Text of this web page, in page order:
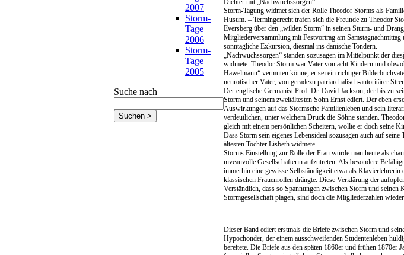
2007
Storm-
Tage
2006
Storm-
Tage
2005
Suche nach
Dichter mit „Nachwuchssorgen“
Storm-Tagung widmet sich der Rolle Theodor Storms als
Husum. – Termingerecht trafen sich die Freunde zu Theodor
Eversberg über den „wilden Storm“ in seinen Sturm- und
Mitgliederversammlung mit Festvortrag am
sonntägliche Exkursion, diesmal ins dänische Tondern.
„Nachwuchssorgen“ standen sozusagen im Mittelpunkt der
widmete. Theodor Storm war Vater von acht Kindern und
Häwelmann“ vermuten könne, er sei ein richtiger
neurotischer Vater, von geradezu patriarchalisch-autoritärer
Der englische Germanist Prof. Dr. David Jackson, der bis zu
Storm und seinem zweitältesten Sohn Ernst ediert. Der eben
Auswirkungen auf das Stormsche Familienleben und sein
verdeutlichen, unter welchem Druck die Söhne standen.
gleich mit einem persönlichen Scheitern, wollte er doch seine
Dass Storm sein eigenes Lebensideal sozusagen auch auf
ältesten Tochter Lisbeth widmete.
Storms Einstellung zur Rolle der Frau würde man heute als
niveauvolle Gesellschafterin aufzutreten. Als besondere
immerhin eine gewisse Selbständigkeit etwa als
klassischen Frauenrollen drängte. Diese Verklärung der
Verständlich, dass so Spannungen zwischen Storm und
Stormgesellschaft plagen, sind doch die Mitgliederzahlen
Dieser Band ediert erstmals die Briefe zwischen Storm und
Hypochonder, der einem ausschweifenden Studentenleben
bereitete. Die Briefe aus den späten 1860er und frühen 1870er